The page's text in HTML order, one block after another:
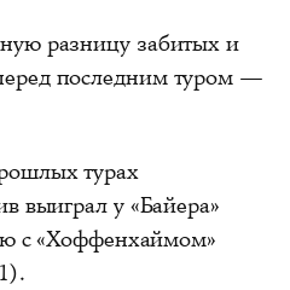
разницу забитых и
последним туром —
турах
выиграл у «Байера»
с «Хоффенхаймом»